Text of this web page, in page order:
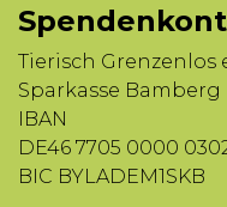
Tierisch Grenzenlos
Sparkasse Bamberg
IBAN
DE46 7705 0000
BIC BYLADEM1SKB